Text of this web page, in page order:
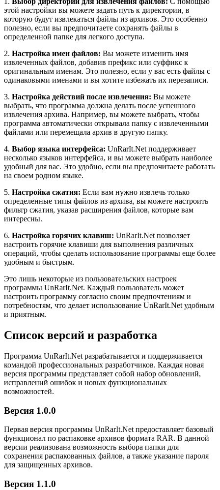
этой настройки вы можете задать путь к директории, в
которую будут извлекаться файлы из архивов. Это особенно
полезно, если вы предпочитаете сохранять файлы в
определенной папке для легкого доступа.
2. Настройка имен файлов: Вы можете изменить имя
извлеченных файлов, добавив префикс или суффикс к
оригинальным именам. Это полезно, если у вас есть файлы с
одинаковыми именами и вы хотите избежать их перезаписи.
3. Настройка действий после извлечения: Вы можете
выбрать, что программа должна делать после успешного
извлечения архива. Например, вы можете выбрать, чтобы
программа автоматически открывала папку с извлеченными
файлами или перемещала архив в другую папку.
4. Выбор языка интерфейса: UnRarIt.Net поддерживает
несколько языков интерфейса, и вы можете выбрать наиболее
удобный для вас. Это удобно, если вы предпочитаете работать
на своем родном языке.
5. Настройка сжатия: Если вам нужно извлечь только
определенные типы файлов из архива, вы можете настроить
фильтр сжатия, указав расширения файлов, которые вам
интересны.
6. Настройка горячих клавиш: UnRarIt.Net позволяет
настроить горячие клавиши для выполнения различных
операций, чтобы сделать использование программы еще более
удобным и быстрым.
Это лишь некоторые из пользовательских настроек
программы UnRarIt.Net. Каждый пользователь может
настроить программу согласно своим предпочтениям и
потребностям, что делает использование UnRarIt.Net удобным
и приятным.
Список версий и разработка
Программа UnRarIt.Net разрабатывается и поддерживается
командой профессиональных разработчиков. Каждая новая
версия программы представляет собой набор обновлений,
исправлений ошибок и новых функциональных
возможностей.
Версия 1.0.0
Первая версия программы UnRarIt.Net предоставляет базовый
функционал по распаковке архивов формата RAR. В данной
версии реализована возможность выбора папки для
сохранения распакованных файлов, а также указание пароля
для защищенных архивов.
Версия 1.1.0